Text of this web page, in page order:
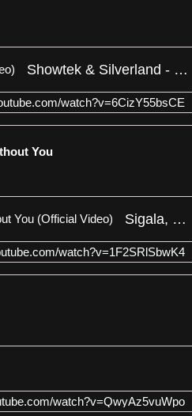
Showtek & Silverland - Free (Official Music Video)
watch?v=6CizY55bsCE
You
Sigala, David Guetta, Sam Ryder - Living Without You (Official Video)
watch?v=1F2SRlSbwK4
watch?v=QwyAz5vuWpo